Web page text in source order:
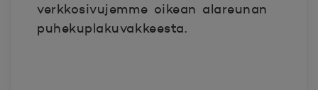
verkkosivujemme oikean alareunan
puhekuplakuvakkeesta.